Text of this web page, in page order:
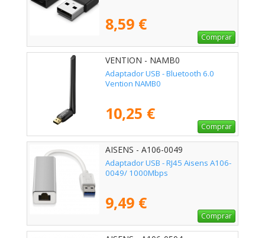
8,59 €
Comprar
VENTION - NAMB0
Adaptador USB - Bluetooth 6.0
Vention NAMB0
10,25 €
Comprar
AISENS - A106-0049
Adaptador USB - RJ45 Aisens A106-
0049/ 1000Mbps
9,49 €
Comprar